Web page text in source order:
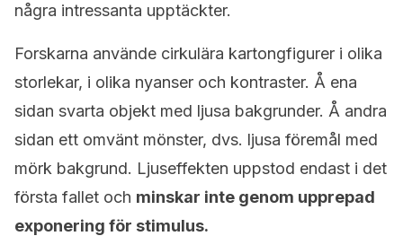
några intressanta upptäckter.
Forskarna använde cirkulära kartongfigurer i olika
storlekar, i olika nyanser och kontraster. Å ena
sidan svarta objekt med ljusa bakgrunder. Å andra
sidan ett omvänt mönster, dvs. ljusa föremål med
mörk bakgrund. Ljuseffekten uppstod endast i det
första fallet och minskar inte genom upprepad
exponering för stimulus.